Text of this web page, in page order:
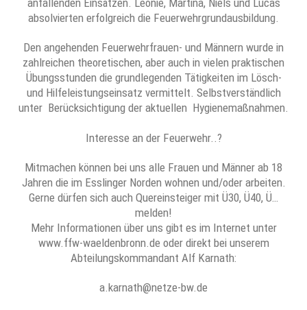
anfallenden Einsätzen. Leonie, Martina, Niels und Lucas
absolvierten erfolgreich die Feuerwehrgrundausbildung.
Den angehenden Feuerwehrfrauen- und Männern wurde in
zahlreichen theoretischen, aber auch in vielen praktischen
Übungsstunden die grundlegenden Tätigkeiten im Lösch-
und Hilfeleistungseinsatz vermittelt. Selbstverständlich
unter Berücksichtigung der aktuellen Hygienemaßnahmen.
Interesse an der Feuerwehr..?
Mitmachen können bei uns alle Frauen und Männer ab 18
Jahren die im Esslinger Norden wohnen und/oder arbeiten.
Gerne dürfen sich auch Quereinsteiger mit Ü30, Ü40, Ü…
melden!
Mehr Informationen über uns gibt es im Internet unter
www.ffw-waeldenbronn.de oder direkt bei unserem
Abteilungskommandant Alf Karnath:
a.karnath@netze-bw.de